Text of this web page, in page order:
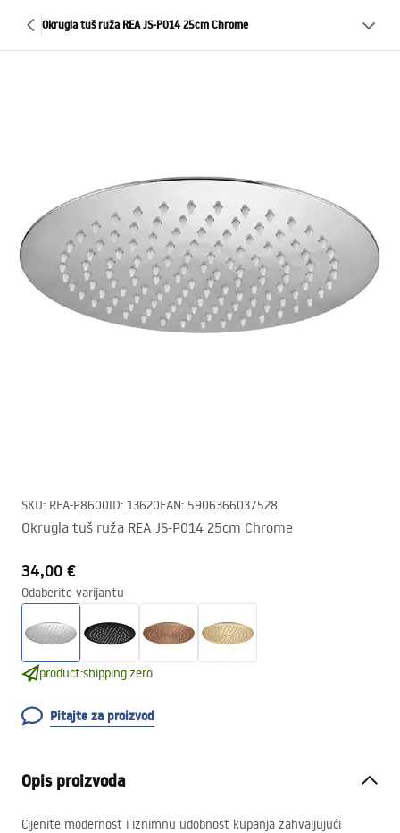
Okrugla tuš ruža REA JS-P014 25cm Chrome
SKU: REA-P8600ID: 13620EAN: 5906366037528
Okrugla tuš ruža REA JS-P014 25cm Chrome
34,00 €
Odaberite varijantu
product:shipping.zero
Pitajte za proizvod
Opis proizvoda
Cijenite modernost i iznimnu udobnost kupanja zahvaljujući